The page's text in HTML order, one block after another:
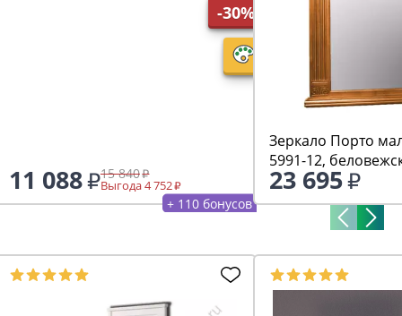
-30%
11 088 15 840
Выгода 4 752
+ 110 бонусов
Зеркало Порто
5991-12,
23 695